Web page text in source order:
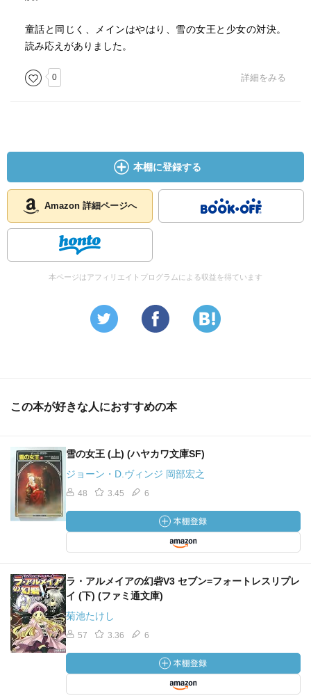
童話と同じく、メインはやはり、雪の女王と少女の対決。
読み応えがありました。
0 詳細をみる
本棚に登録する
Amazon 詳細ページへ
本ページはアフィリエイトプログラムによる収益を得ています
この本が好きな人におすすめの本
雪の女王 (上) (ハヤカワ文庫SF)
ジョーン・D.ヴィンジ 岡部宏之
48 3.45 6
ラ・アルメイアの幻砦V3 セブン=フォートレスリプレ
イ (下) (ファミ通文庫)
菊池たけし
57 3.36 6